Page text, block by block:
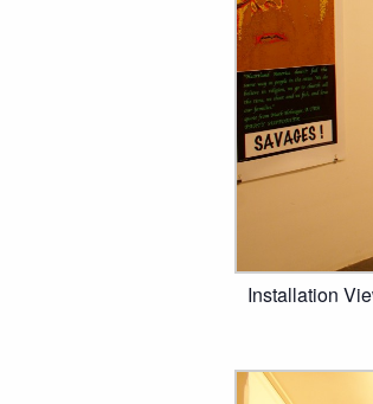
Installation